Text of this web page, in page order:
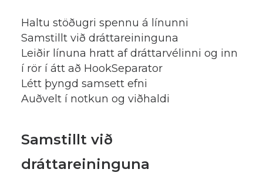
Haltu stöðugri spennu á línunni
Samstillt við dráttareininguna
Leiðir línuna hratt af dráttarvélinni og inn
í rör í átt að HookSeparator
Létt þyngd samsett efni
Auðvelt í notkun og viðhaldi
Samstillt við
dráttareininguna